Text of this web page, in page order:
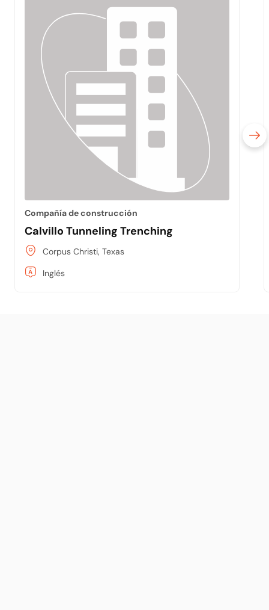
Compañía de construcción
Calvillo Tunneling Trenching
Corpus Christi, Texas
Inglés